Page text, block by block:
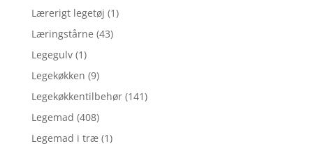
Lærerigt legetøj (1)
Læringstårne (43)
Legegulv (1)
Legekøkken (9)
Legekøkkentilbehør (141)
Legemad (408)
Legemad i træ (1)